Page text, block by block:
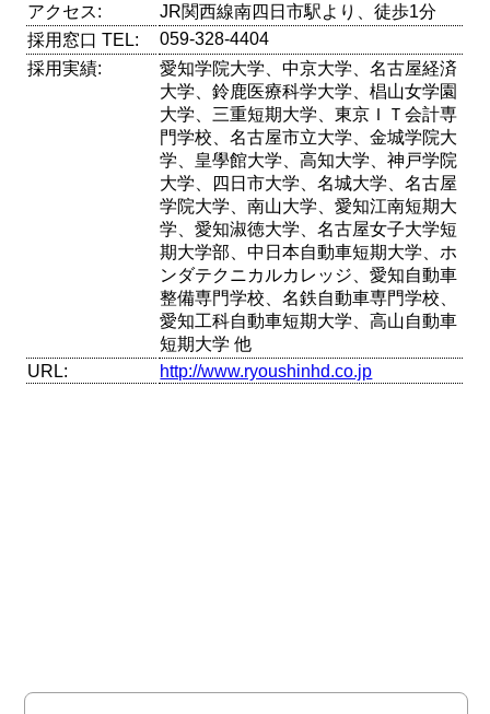
アクセス:
JR関西線南四日市駅より、徒歩1分
採用窓口 TEL:
059-328-4404
採用実績:
愛知学院大学、中京大学、名古屋経済
大学、鈴鹿医療科学大学、椙山女学園
大学、三重短期大学、東京ＩＴ会計専
門学校、名古屋市立大学、金城学院大
学、皇學館大学、高知大学、神戸学院
大学、四日市大学、名城大学、名古屋
学院大学、南山大学、愛知江南短期大
学、愛知淑徳大学、名古屋女子大学短
期大学部、中日本自動車短期大学、ホ
ンダテクニカルカレッジ、愛知自動車
整備専門学校、名鉄自動車専門学校、
愛知工科自動車短期大学、高山自動車
短期大学 他
URL:
http://www.ryoushinhd.co.jp